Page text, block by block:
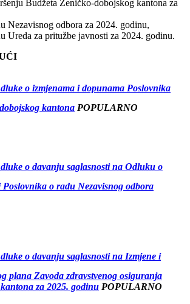
Budžeta Zeničko-dobojskog kantona za
Nezavisnog odbora za 2024. godinu,
Ureda za pritužbe javnosti za 2024. godinu.
o izmjenama i dopunama Poslovnika
kantona POPULARNO
o davanju saglasnosti na Odluku o
o radu Nezavisnog odbora
o davanju saglasnosti na Izmjene i
plana Zavoda zdravstvenog osiguranja
za 2025. godinu POPULARNO